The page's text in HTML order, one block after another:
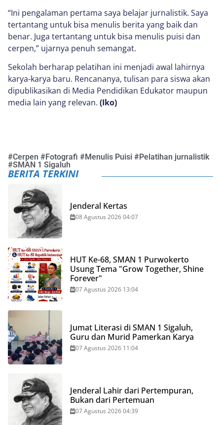
“Ini pengalaman pertama saya belajar jurnalistik. Saya
tertantang untuk bisa menulis berita yang baik dan
benar. Juga tertantang untuk bisa menulis puisi dan
cerpen,” ujarnya penuh semangat.
Sekolah berharap pelatihan ini menjadi awal lahirnya
karya-karya baru. Rencananya, tulisan para siswa akan
dipublikasikan di Media Pendidikan Edukator maupun
media lain yang relevan. (Iko)
#Cerpen #Fotografi #Menulis Puisi #Pelatihan jurnalistik
#SMAN 1 Sigaluh
BERITA TERKINI
Jenderal Kertas
08 Agustus 2026 04:07
HUT Ke-68, SMAN 1 Purwokerto
Usung Tema "Grow Together, Shine
Forever"
07 Agustus 2026 13:04
Jumat Literasi di SMAN 1 Sigaluh,
Guru dan Murid Pamerkan Karya
07 Agustus 2026 11:04
Jenderal Lahir dari Pertempuran,
Bukan dari Pertemuan
07 Agustus 2026 04:39